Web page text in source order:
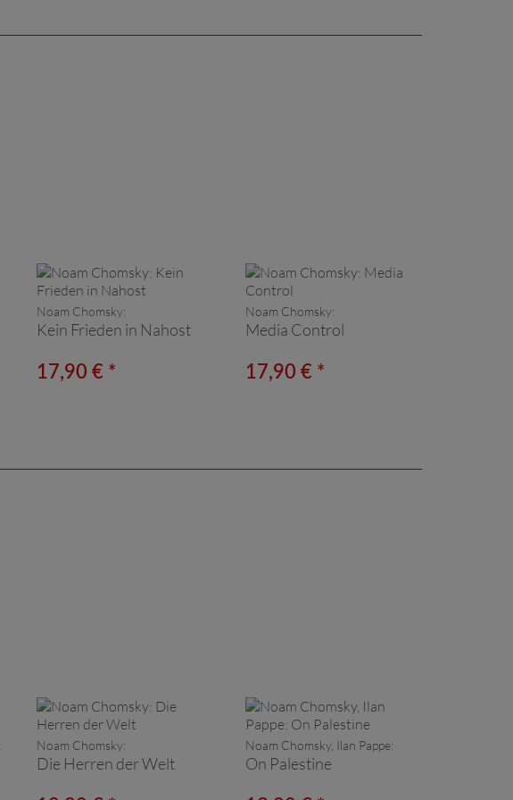
Noam Chomsky:
Kein Frieden in Nahost
17,90 € *
Noam Chomsky:
Media Control
17,90 € *
Noam Chomsky:
Die Herren der Welt
Noam Chomsky, Ilan Pappe:
On Palestine